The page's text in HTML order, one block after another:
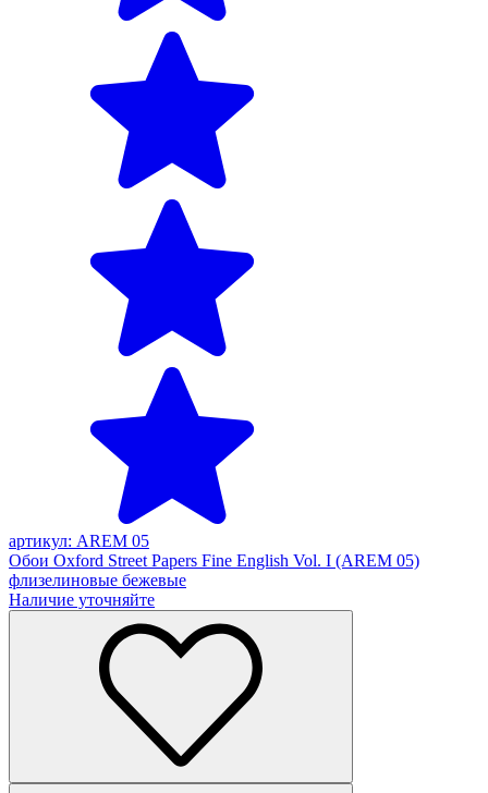
артикул: AREM 05
Обои Oxford Street Papers Fine English Vol. I (AREM 05)
флизелиновые бежевые
Наличие уточняйте